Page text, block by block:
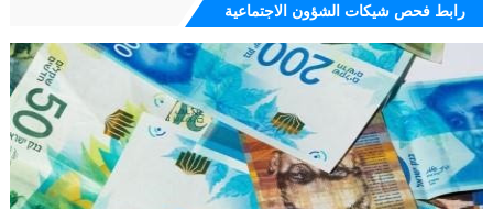
رابط فحص شيكات الشؤون الاجتماعية